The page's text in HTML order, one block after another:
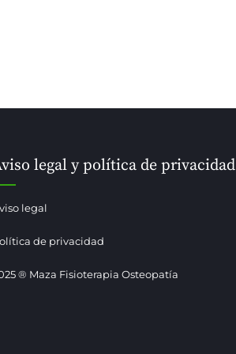
legal y política de privacidad
legal
de privacidad
® Maza Fisioterapia Osteopatía